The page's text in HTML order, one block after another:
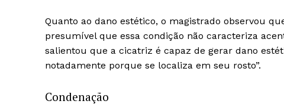
Quanto ao dano estético, o magistrado observou
presumível que essa condição não caracteriza
salientou que a cicatriz é capaz de gerar dano
notadamente porque se localiza em seu rosto”.
Condenação